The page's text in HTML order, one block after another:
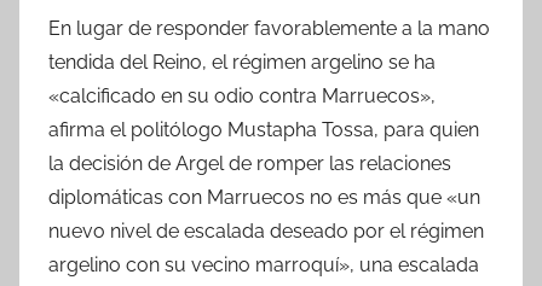
En lugar de responder favorablemente a la mano
tendida del Reino, el régimen argelino se ha
«calcificado en su odio contra Marruecos»,
afirma el politólogo Mustapha Tossa, para quien
la decisión de Argel de romper las relaciones
diplomáticas con Marruecos no es más que «un
nuevo nivel de escalada deseado por el régimen
argelino con su vecino marroquí», una escalada